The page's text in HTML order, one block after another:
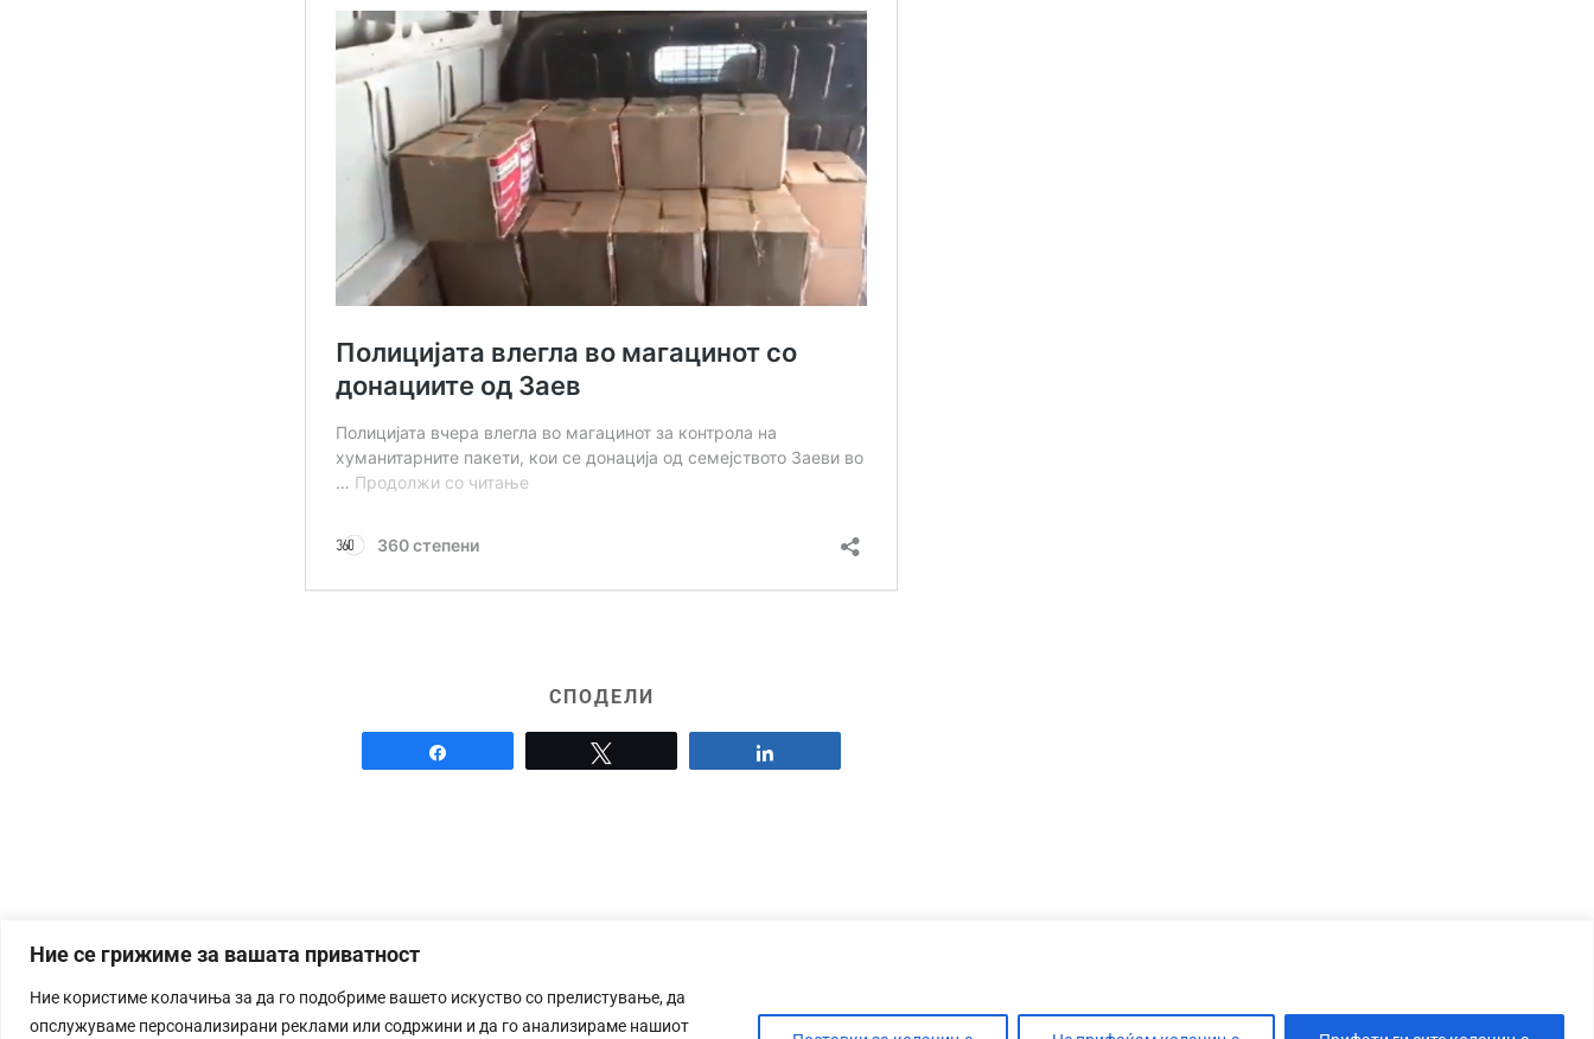
Ние се грижиме за вашата приватност
Ние користиме колачиња за да го подобриме вашето искуство со прелистување, да
опслужуваме персонализирани реклами или содржини и да го анализираме нашиот
СПОДЕЛИ